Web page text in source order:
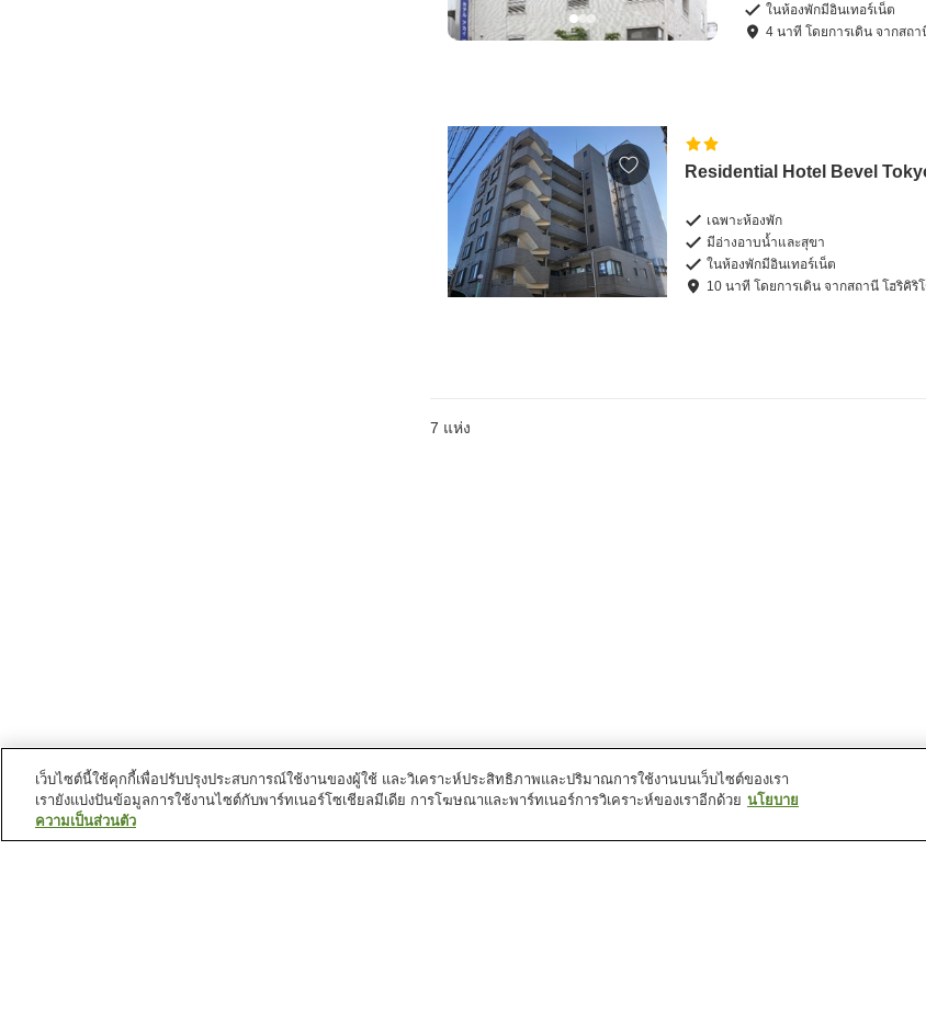
ในห้องพักมีอินเทอร์เน็ต
4 นาที โดยการเดิน จากสถา
Residential Hotel Bevel
เฉพาะห้องพัก
มีอ่างอาบน้ำและสุขา
ในห้องพักมีอินเทอร์เน็ต
10 นาที โดยการเดิน จากสถานี โฮริคิริ
7 แห่ง
เว็บไซต์นี้ใช้คุกกี้เพื่อปรับปรุงประสบการณ์ใช้งานของผู้ใช้ และวิเคราะห์ประสิทธิภาพและปริมาณการใช้งานบนเว็บไซต์ของเรา
เรายังแบ่งปันข้อมูลการใช้งานไซต์กับพาร์ทเนอร์โซเชียลมีเดีย การโฆษณาและพาร์ทเนอร์การวิเคราะห์ของเราอีกด้วย นโยบาย
ความเป็นส่วนตัว